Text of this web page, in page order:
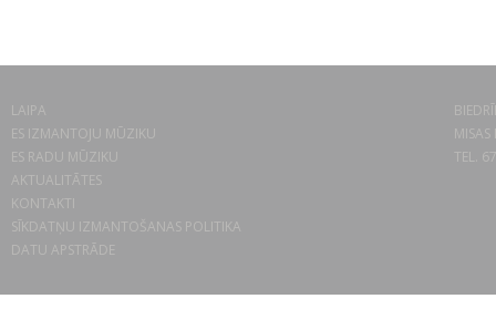
LAIPA
ES IZMANTOJU MŪZIKU
ES RADU MŪZIKU
AKTUALITĀTES
KONTAKTI
SĪKDATŅU IZMANTOŠANAS POLITIKA
DATU APSTRĀDE
TEL.